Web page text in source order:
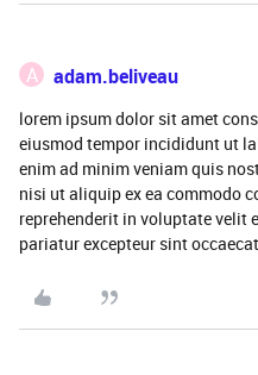
A adam.beliveau
lorem ipsum dolor sit amet
eiusmod tempor incididunt ut
enim ad minim veniam quis
nisi ut aliquip ex ea commodo
reprehenderit in voluptate velit
pariatur excepteur sint